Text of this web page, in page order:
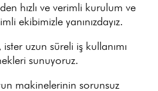
hızlı ve verimli kurulum ve
ekibimizle yanınızdayız.
uzun süreli iş kullanımı
sunuyoruz.
makinelerinin sorunsuz